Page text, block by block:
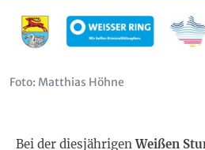
Foto: Matthias Höhne
Bei der diesjährigenWeißen